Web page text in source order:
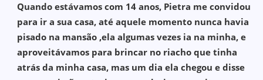
Quando estávamos com 14 anos, Pietra me convidou
para ir a sua casa, até aquele momento nunca havia
pisado na mansão ,ela algumas vezes ia na minha, e
aproveitávamos para brincar no riacho que tinha
atrás da minha casa, mas um dia ela chegou e disse